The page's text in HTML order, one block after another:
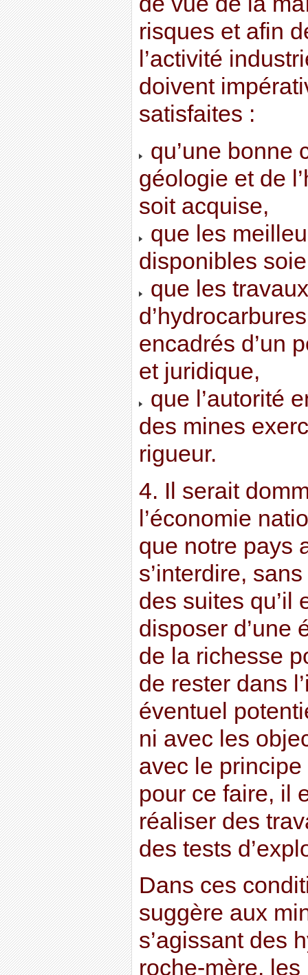
risques et afin
l’activité
doivent
satisfaites :
qu’une bonne
géologie et de
soit acquise,
que les
disponibles
que les
encadrés d’un
et juridique,
que l’autorité
des mines
rigueur.
4. Il serait
l’économie
que notre pays
s’interdire,
des suites qu’il
disposer d’une
de la richesse
de rester dans
éventuel
ni avec les
avec le
pour ce faire, il
réaliser des
des tests
Dans ces
suggère aux
s’agissant des
roche-mère,